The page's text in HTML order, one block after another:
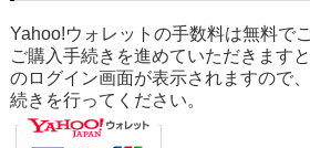
Yahoo!ウォレットの手数料は無料で
ご購入手続きを進めていただきます
のログイン画面が表示されますので
続きを行ってください。